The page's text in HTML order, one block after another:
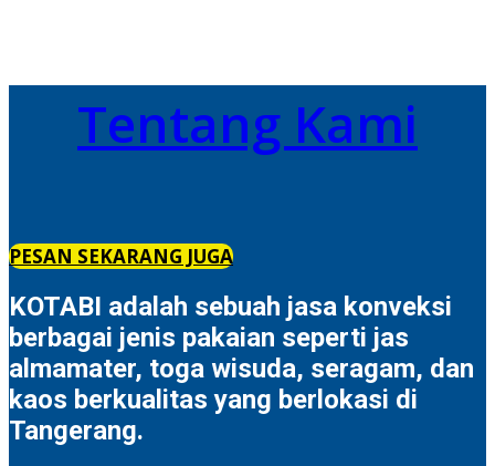
Tentang Kami
PESAN SEKARANG JUGA
KOTABI adalah sebuah jasa konveksi
berbagai jenis pakaian seperti jas
almamater, toga wisuda, seragam, dan
kaos berkualitas yang berlokasi di
Tangerang.